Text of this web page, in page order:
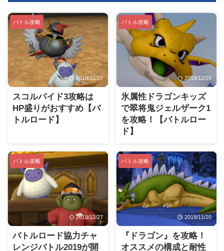
バトル攻略
2019/12/27
スコルパイド3攻略は
HP盛りがおすすめ【バ
トルロード】
バトル攻略
2019/12/29
氷属性ドラゴンキッズ
で翠将鬼ジェルザーク1
を攻略！【バトルロー
ド】
バトル攻略
2019/12/27
バトルロード協力チャ
レンジバトル2019が開
バトル攻略
2019/11/20
『ドラゴン』を攻略！
オススメの構成と耐性